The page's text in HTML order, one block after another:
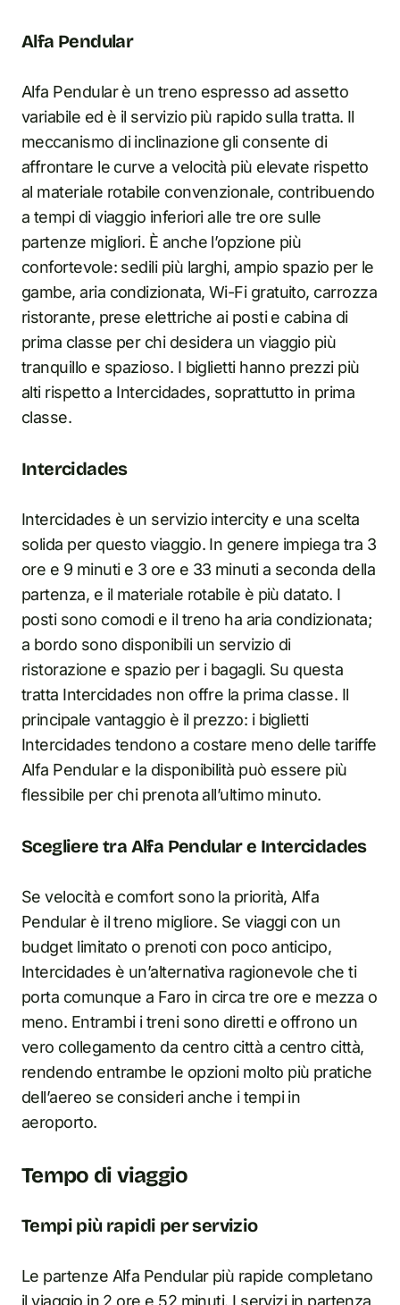
Alfa Pendular
Alfa Pendular è un treno espresso ad assetto
variabile ed è il servizio più rapido sulla tratta. Il
meccanismo di inclinazione gli consente di
affrontare le curve a velocità più elevate rispetto
al materiale rotabile convenzionale, contribuendo
a tempi di viaggio inferiori alle tre ore sulle
partenze migliori. È anche l’opzione più
confortevole: sedili più larghi, ampio spazio per le
gambe, aria condizionata, Wi-Fi gratuito, carrozza
ristorante, prese elettriche ai posti e cabina di
prima classe per chi desidera un viaggio più
tranquillo e spazioso. I biglietti hanno prezzi più
alti rispetto a Intercidades, soprattutto in prima
classe.
Intercidades
Intercidades è un servizio intercity e una scelta
solida per questo viaggio. In genere impiega tra 3
ore e 9 minuti e 3 ore e 33 minuti a seconda della
partenza, e il materiale rotabile è più datato. I
posti sono comodi e il treno ha aria condizionata;
a bordo sono disponibili un servizio di
ristorazione e spazio per i bagagli. Su questa
tratta Intercidades non offre la prima classe. Il
principale vantaggio è il prezzo: i biglietti
Intercidades tendono a costare meno delle tariffe
Alfa Pendular e la disponibilità può essere più
flessibile per chi prenota all’ultimo minuto.
Scegliere tra Alfa Pendular e Intercidades
Se velocità e comfort sono la priorità, Alfa
Pendular è il treno migliore. Se viaggi con un
budget limitato o prenoti con poco anticipo,
Intercidades è un’alternativa ragionevole che ti
porta comunque a Faro in circa tre ore e mezza o
meno. Entrambi i treni sono diretti e offrono un
vero collegamento da centro città a centro città,
rendendo entrambe le opzioni molto più pratiche
dell’aereo se consideri anche i tempi in
aeroporto.
Tempo di viaggio
Tempi più rapidi per servizio
Le partenze Alfa Pendular più rapide completano